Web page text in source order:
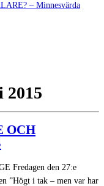
– Minnesvärda
2015
OCH
Fredagen den 27:e
”Högt i tak – men var har